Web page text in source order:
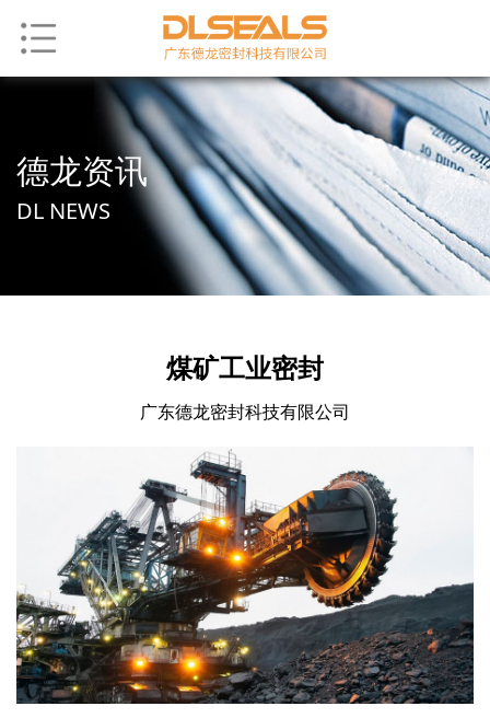
德龙资讯
DL NEWS
煤矿工业密封
广东德龙密封科技有限公司